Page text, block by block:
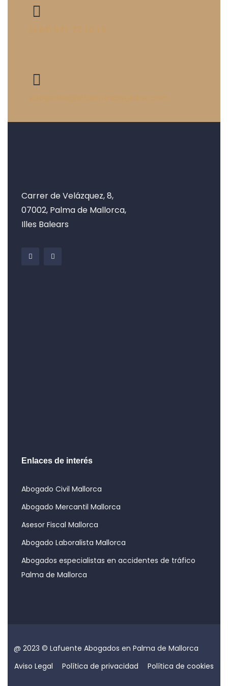
Carrer de Velázquez, 8,
07002, Palma de Mallorca,
Illes Balears
Enlaces de interés
Abogado Civil Mallorca
Abogado Mercantil Mallorca
Asesor Fiscal Mallorca
Abogado Laboralista Mallorca
Abogados especialistas en accidentes de tráfico
Palma de Mallorca
@ 2023 © Lafuente Abogados en Palma de Mallorca
Aviso Legal
Política de privacidad Política de cookies